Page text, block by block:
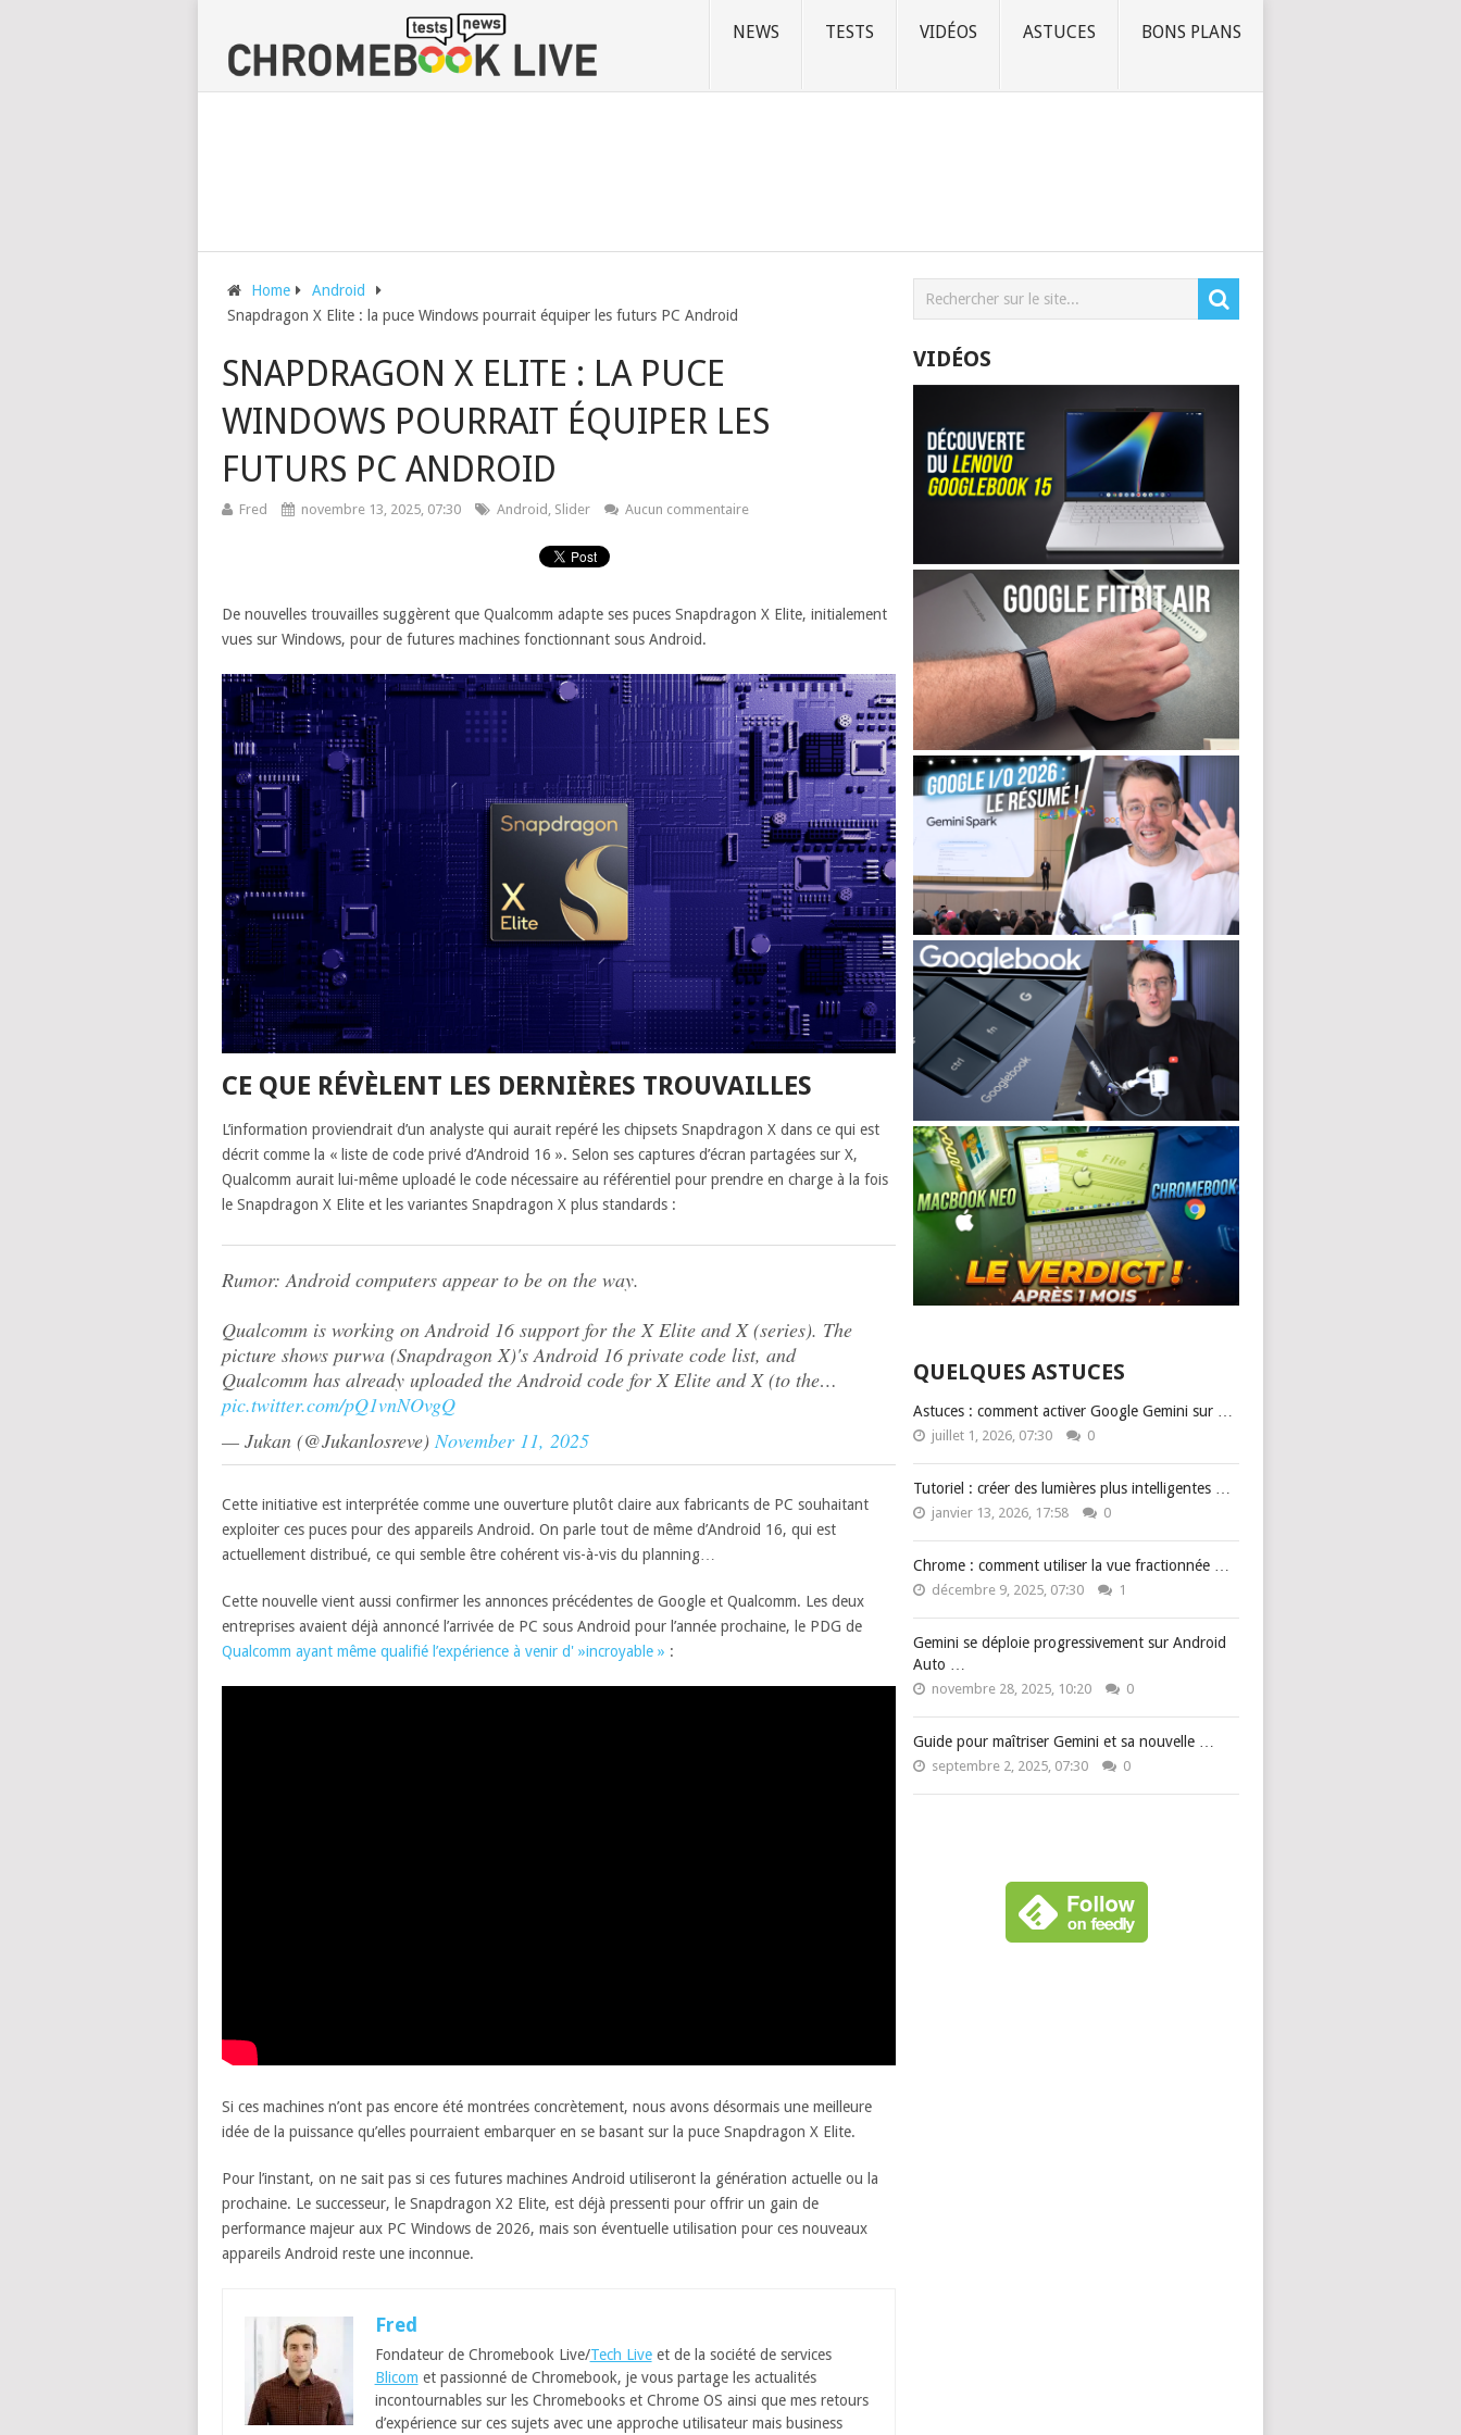
NEWS TESTS VIDÉOS ASTUCES BONS PLANS
Home
Android
Snapdragon X Elite : la puce Windows pourrait équiper les futurs PC Android
SNAPDRAGON X ELITE : LA PUCE
WINDOWS POURRAIT ÉQUIPER LES
FUTURS PC ANDROID
Fred novembre 13, 2025, 07:30 Android , Slider Aucun commentaire
De nouvelles trouvailles suggèrent que Qualcomm adapte ses puces Snapdragon X Elite, initialement
vues sur Windows, pour de futures machines fonctionnant sous Android.
CE QUE RÉVÈLENT LES DERNIÈRES TROUVAILLES
L’information proviendrait d’un analyste qui aurait repéré les chipsets Snapdragon X dans ce qui est
décrit comme la « liste de code privé d’Android 16 ». Selon ses captures d’écran partagées sur X,
Qualcomm aurait lui-même uploadé le code nécessaire au référentiel pour prendre en charge à la fois
le Snapdragon X Elite et les variantes Snapdragon X plus standards :
Rumor: Android computers appear to be on the way.
Qualcomm is working on Android 16 support for the X Elite and X (series). The
picture shows purwa (Snapdragon X)'s Android 16 private code list, and
Qualcomm has already uploaded the Android code for X Elite and X (to the…
pic.twitter.com/pQ1vnNOvgQ
— Jukan (@Jukanlosreve)November 11, 2025
Cette initiative est interprétée comme une ouverture plutôt claire aux fabricants de PC souhaitant
exploiter ces puces pour des appareils Android. On parle tout de même d’Android 16, qui est
actuellement distribué, ce qui semble être cohérent vis-à-vis du planning…
Cette nouvelle vient aussi confirmer les annonces précédentes de Google et Qualcomm. Les deux
entreprises avaient déjà annoncé l’arrivée de PC sous Android pour l’année prochaine, le PDG de
Qualcomm ayant même qualifié l’expérience à venir d' »incroyable » :
Si ces machines n’ont pas encore été montrées concrètement, nous avons désormais une meilleure
idée de la puissance qu’elles pourraient embarquer en se basant sur la puce Snapdragon X Elite.
Pour l’instant, on ne sait pas si ces futures machines Android utiliseront la génération actuelle ou la
prochaine. Le successeur, le Snapdragon X2 Elite, est déjà pressenti pour offrir un gain de
performance majeur aux PC Windows de 2026, mais son éventuelle utilisation pour ces nouveaux
appareils Android reste une inconnue.
Fred
Fondateur de Chromebook Live/Tech Liveet de la société de services
Blicom et passionné de Chromebook, je vous partage les actualités
incontournables sur les Chromebooks et Chrome OS ainsi que mes retours
d’expérience sur ces sujets avec une approche utilisateur mais business
VIDÉOS
QUELQUES ASTUCES
Astuces : comment activer Google Gemini sur …
juillet 1, 2026, 07:30 0
Tutoriel : créer des lumières plus intelligentes …
janvier 13, 2026, 17:58 0
Chrome : comment utiliser la vue fractionnée …
décembre 9, 2025, 07:30 1
Gemini se déploie progressivement sur Android
Auto …
novembre 28, 2025, 10:20 0
Guide pour maîtriser Gemini et sa nouvelle …
septembre 2, 2025, 07:30 0